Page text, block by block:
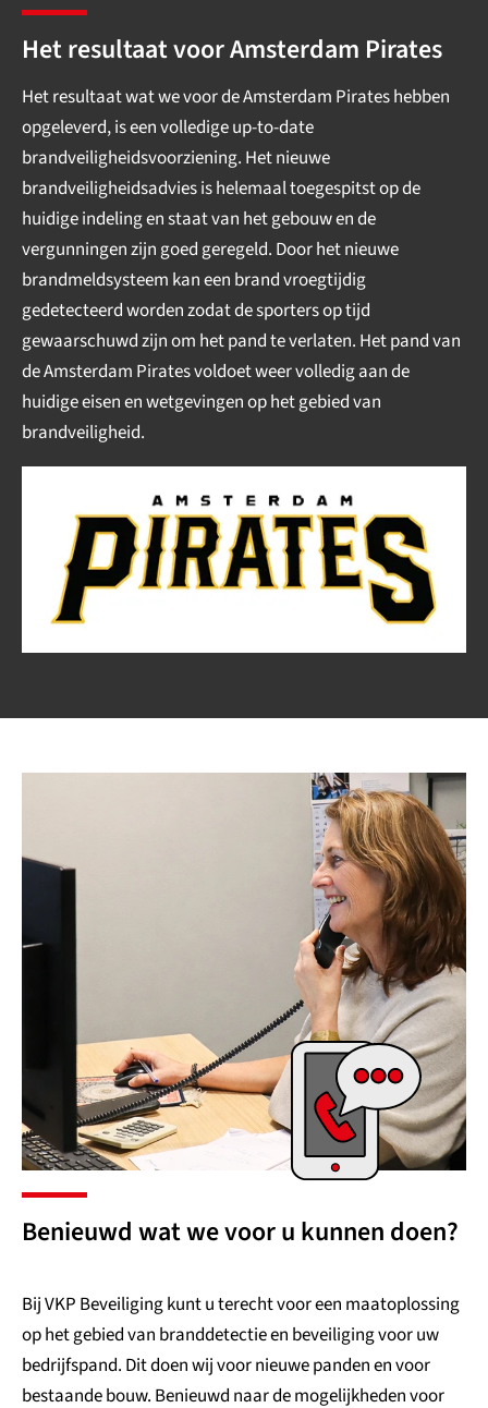
Het resultaat voor Amsterdam Pirates
Het resultaat wat we voor de Amsterdam Pirates hebben
opgeleverd, is een volledige up-to-date
brandveiligheidsvoorziening. Het nieuwe
brandveiligheidsadvies is helemaal toegespitst op de
huidige indeling en staat van het gebouw en de
vergunningen zijn goed geregeld. Door het nieuwe
brandmeldsysteem kan een brand vroegtijdig
gedetecteerd worden zodat de sporters op tijd
gewaarschuwd zijn om het pand te verlaten. Het pand van
de Amsterdam Pirates voldoet weer volledig aan de
huidige eisen en wetgevingen op het gebied van
brandveiligheid.
Benieuwd wat we voor u kunnen doen?
Bij VKP Beveiliging kunt u terecht voor een maatoplossing
op het gebied van branddetectie en beveiliging voor uw
bedrijfspand. Dit doen wij voor nieuwe panden en voor
bestaande bouw. Benieuwd naar de mogelijkheden voor